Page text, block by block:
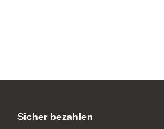
Sicher bezahlen